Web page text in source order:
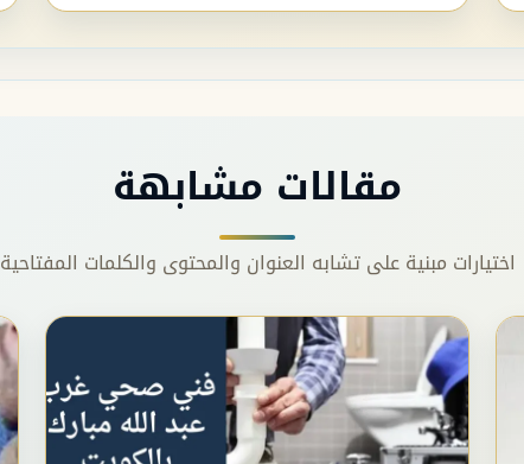
مقالات مشابهة
اختيارات مبنية على تشابه العنوان والمحتوى والكلمات المفتاحية